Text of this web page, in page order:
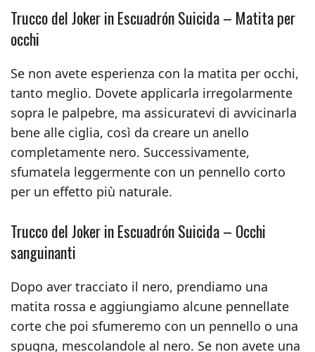
Trucco del Joker in Escuadrón Suicida – Matita per
occhi
Se non avete esperienza con la matita per occhi,
tanto meglio. Dovete applicarla irregolarmente
sopra le palpebre, ma assicuratevi di avvicinarla
bene alle ciglia, così da creare un anello
completamente nero. Successivamente,
sfumatela leggermente con un pennello corto
per un effetto più naturale.
Trucco del Joker in Escuadrón Suicida – Occhi
sanguinanti
Dopo aver tracciato il nero, prendiamo una
matita rossa e aggiungiamo alcune pennellate
corte che poi sfumeremo con un pennello o una
spugna, mescolandole al nero. Se non avete una